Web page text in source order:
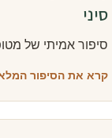
סיני
סיפור אמיתי של
קרא את הסיפור